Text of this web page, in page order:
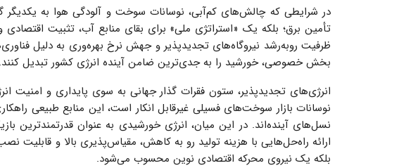
در شرایطی که چالش‌های کم‌آبی، نوسانات سوخت و آلودگی هوا به یکدیگر
تأمین برق؛ بلکه یک «استراتژی ملی» برای بقای منابع آب، تثبیت
ظرفیت روبه‌رشد نیروگاه‌های تجدیدپذیر و جهش نرخ بهره‌وری به دلیل
بخش خصوصی، خورشید را به جدی‌ترین ضامن آینده انرژی کشور تبدیل کنند.
انرژی‌های تجدیدپذیر، ستون فقرات گذار جهانی به سوی پایداری و امنیت
نوسانات بازار سوخت‌های فسیلی غیرقابل انکار است، این منابع طبیعی
نسل‌های آینده‌اند. در این میان، انرژی خورشیدی به عنوان قدرتمندترین
ارائه راه‌حل‌هایی با هزینه تولید رو به کاهش، مقیاس‌پذیری بالا و قابلیت
بلکه یک نیروی محرکه اقتصادی نوین محسوب می‌شود.